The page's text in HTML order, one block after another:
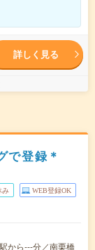
詳しく見る
で登録＊
み WEB登録OK
から---分／南栗橋